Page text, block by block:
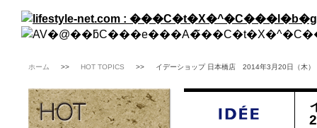
ホーム >> HOT TOPICS >> イデーショップ 日本橋店 2014年3月20日（木）